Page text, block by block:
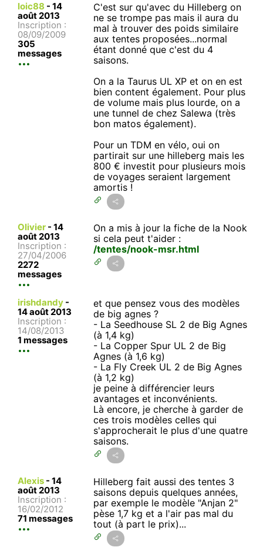
loic88 - 14
août 2013
Inscription :
08/09/2009
305
messages
C'est sur qu'avec du Hilleberg on
ne se trompe pas mais il aura du
mal à trouver des poids similaire
aux tentes proposées...normal
étant donné que c'est du 4
saisons.
On a la Taurus UL XP et on en est
bien content également. Pour plus
de volume mais plus lourde, on a
une tunnel de chez Salewa (très
bon matos également).
Pour un TDM en vélo, oui on
partirait sur une hilleberg mais les
800 € investit pour plusieurs mois
de voyages seraient largement
amortis !
Olivier - 14
août 2013
Inscription :
27/04/2006
2272
messages
On a mis à jour la fiche de la Nook
si cela peut t'aider :
/tentes/nook-msr.html
irishdandy -
14 août 2013
Inscription :
14/08/2013
1 messages
et que pensez vous des modèles
de big agnes ?
- La Seedhouse SL 2 de Big Agnes
(à 1,4 kg)
- La Copper Spur UL 2 de Big
Agnes (à 1,6 kg)
- La Fly Creek UL 2 de Big Agnes
(à 1,2 kg)
je peine à différencier leurs
avantages et inconvénients.
Là encore, je cherche à garder de
ces trois modèles celles qui
s'approcherait le plus d'une quatre
saisons.
Alexis - 14
août 2013
Inscription :
16/02/2012
71 messages
Hilleberg fait aussi des tentes 3
saisons depuis quelques années,
par exemple le modèle "Anjan 2"
pèse 1,7 kg et a l'air pas mal du
tout (à part le prix)...